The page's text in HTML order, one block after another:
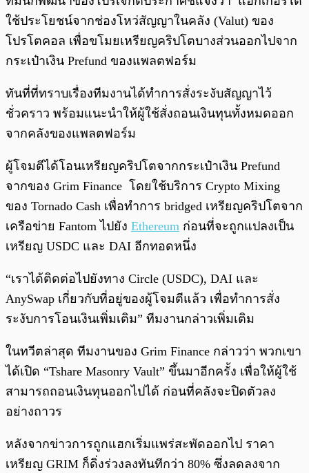
ใช้ประโยชน์จากช่องโหว่สัญญาในคลัง (Valut) ของ
โปรโตคอล เพื่อขโมยเหรียญคริปโตบางส่วนออกไปจาก
กระเป๋าเงิน Prefund ของแพลตฟอร์ม
ทันที่ที่ทราบเรื่องทีมงานได้ทำการสั่งระงับสัญญาไว้
ชั่วคราว พร้อมแนะนำให้ผู้ใช้สั่งถอนเงินทุนทั้งหมดออก
จากคลังของแพลตฟอร์ม
ผู้โจมตีได้โอนเหรียญคริปโตจากกระเป๋าเงิน Prefund
จากของ Grim Finance โดยใช้บริการ Crypto Mixing
ของ Tornado Cash เพื่อทำการ bridged เหรียญคริปโตจาก
เครือข่าย Fantom ไปยัง Ethereum ก่อนที่จะถูกแปลงเป็น
เหรียญ USDC และ DAI อีกทอดหนึ่ง
“เราได้ติดต่อไปยังทาง Circle (USDC), DAI และ
AnySwap เกี่ยวกับที่อยู่ของผู้โจมตีแล้ว เพื่อทำการสั่ง
ระงับการโอนเงินเพิ่มเติม” ทีมงานกล่าวเพิ่มเติม
ในทวีตล่าสุด ทีมงานของ Grim Finance กล่าวว่า พวกเขา
ได้เปิด “Tshare Masonry Vault” ขึ้นมาอีกครั้ง เพื่อให้ผู้ใช้
สามารถถอนเงินทุนออกไปได้ ก่อนที่คลังจะปิดตัวลง
อย่างถาวร
หลังจากข่าวการถูกแฮกเริ่มแพร่สะพัดออกไป ราคา
เหรียญ GRIM ก็ดิ่งร่วงลงทันทีกว่า 80% ซึ่งลดลงจาก